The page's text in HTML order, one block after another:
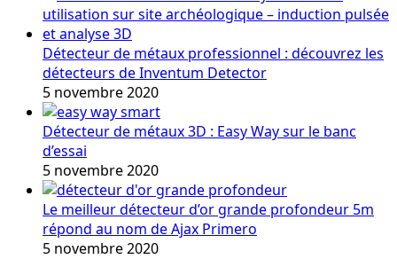
Détecteur de métaux professionnel : découvrez les
détecteurs de Inventum Detector
5 novembre 2020
Détecteur de métaux 3D : Easy Way sur le banc
d’essai
5 novembre 2020
Le meilleur détecteur d’or grande profondeur 5m
répond au nom de Ajax Primero
5 novembre 2020